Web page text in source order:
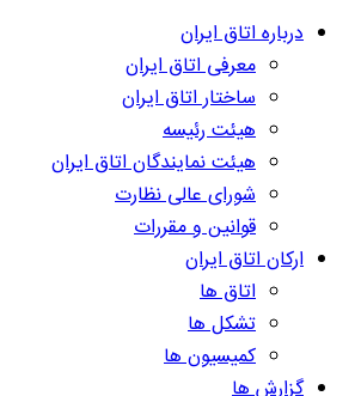
درباره اتاق ایران
معرفی اتاق ایران
ساختار اتاق ایران
هیئت رئیسه
هیئت نمایندگان اتاق ایران
شورای عالی نظارت
قوانین و مقررات
ارکان اتاق ایران
اتاق ها
تشکل ها
کمیسیون ها
گزارش ها